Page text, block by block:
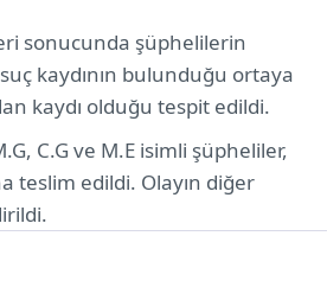
sonucunda şüphelilerin
kaydının bulunduğu ortaya
kaydı olduğu tespit edildi.
C.G ve M.E isimli şüpheliler,
teslim edildi. Olayın diğer